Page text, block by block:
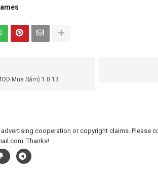
Mua Sắm) 1.0.13
advertising cooperation or copyright claims. Please
Thanks!